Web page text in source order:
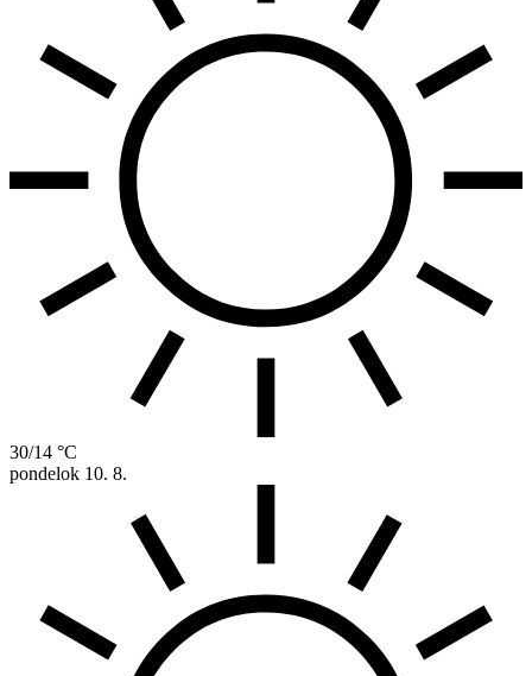
30/14 °C
pondelok 10. 8.